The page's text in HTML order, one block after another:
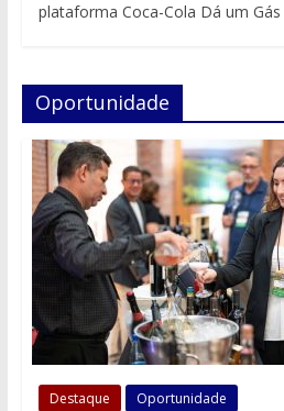
plataforma Coca-Cola Dá um Gás
Oportunidade
Destaque Oportunidade